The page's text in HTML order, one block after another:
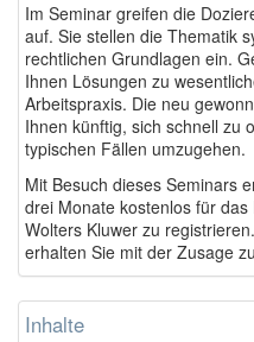
Im Seminar greifen die
auf. Sie stellen die Thematik
rechtlichen Grundlagen ein.
Ihnen Lösungen zu
Arbeitspraxis. Die neu
Ihnen künftig, sich schnell zu
typischen Fällen umzugehen.
Mit Besuch dieses Seminars
drei Monate kostenlos für das
Wolters Kluwer zu
erhalten Sie mit der Zusage
Inhalte